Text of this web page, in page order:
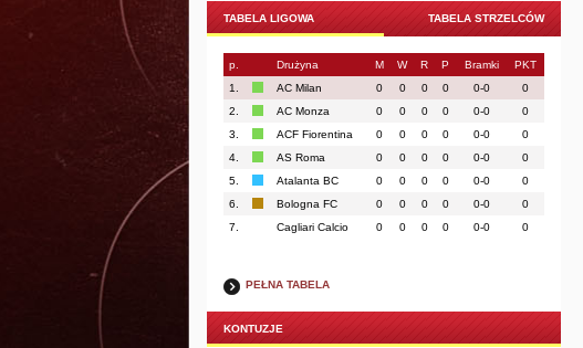
TABELA LIGOWA TABELA STRZELCÓW
p. Drużyna M W R P Bramki
PKT
1.
AC Milan 0 0 0 0 0-0
0
2.
AC Monza 0 0 0 0 0-0
0
3.
ACF Fiorentina 0 0 0 0 0-0
0
4.
AS Roma 0 0 0 0 0-0
0
5.
Atalanta BC 0 0 0 0 0-0
0
6.
Bologna FC 0 0 0 0 0-0
0
7.
Cagliari Calcio 0 0 0 0 0-0 0
PEŁNA TABELA
KONTUZJE